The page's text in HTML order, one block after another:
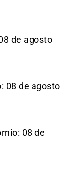
de agosto
08 de agosto
08 de